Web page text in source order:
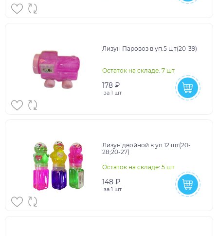
Лизун Паровоз в уп.5 шт(20-39)
Остаток на складе: 7 шт
178 ₽
за 1 шт
Лизун двойной в уп.12 шт(20-
28;20-27)
Остаток на складе: 5 шт
148 ₽
за 1 шт